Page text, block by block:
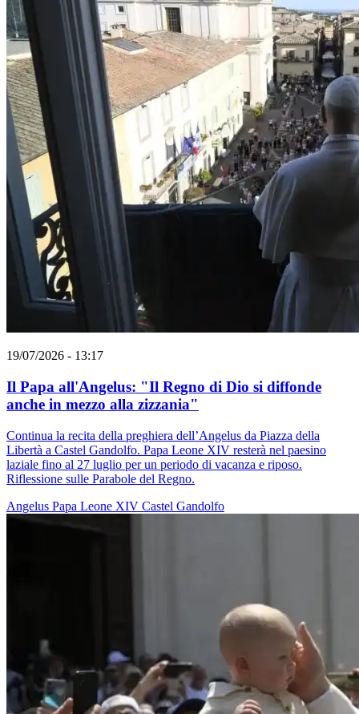
19/07/2026 - 13:17
Il Papa all'Angelus: "Il Regno di Dio si diffonde
anche in mezzo alla zizzania"
Continua la recita della preghiera dell’Angelus da Piazza della
Libertà a Castel Gandolfo. Papa Leone XIV resterà nel paesino
laziale fino al 27 luglio per un periodo di vacanza e riposo.
Riflessione sulle Parabole del Regno.
Angelus Papa Leone XIV Castel Gandolfo